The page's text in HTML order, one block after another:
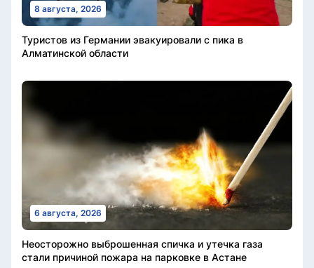
8 августа, 2026
Туристов из Германии эвакуировали с пика в
Алматинской области
6 августа, 2026
Неосторожно выброшенная спичка и утечка газа
стали причиной пожара на парковке в Астане